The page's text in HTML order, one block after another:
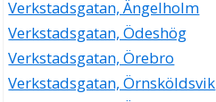
Verkstadsgatan, Ängelholm
Verkstadsgatan, Ödeshög
Verkstadsgatan, Örebro
Verkstadsgatan, Örnsköldsvik